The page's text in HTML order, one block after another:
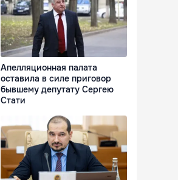
Апелляционная палата
оставила в силе приговор
бывшему депутату Сергею
Стати